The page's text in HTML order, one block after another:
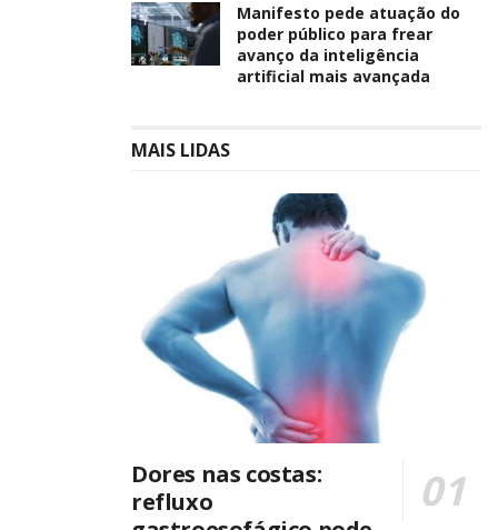
Manifesto pede atuação do
poder público para frear
avanço da inteligência
artificial mais avançada
MAIS LIDAS
Dores nas costas:
refluxo